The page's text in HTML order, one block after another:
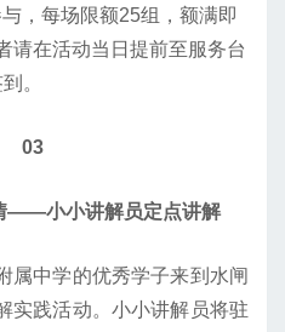
每场限额25组，额满即
请在活动当日提前至服务台
。
03
小小讲解员定点讲解
中学的优秀学子来到水闸
实践活动。小小讲解员将驻